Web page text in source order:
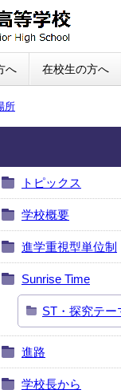
へ 在校生の方へ
所
トピックス
学校概要
進学重視型単位制
Sunrise Time
ST・探究テー
進路
学校長から